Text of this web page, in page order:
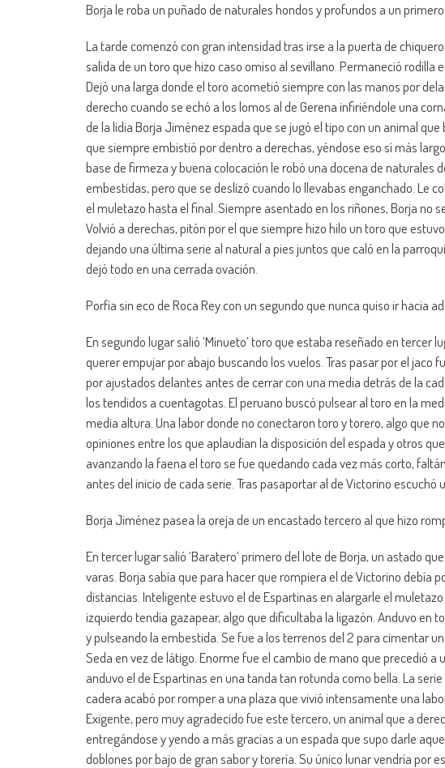
Borja le roba un puñado de naturales hondos y profundos a un
La tarde comenzó con gran intensidad tras irse a la puerta de
salida de un toro que hizo caso omiso al sevillano. Permaneció rodilla
Dejó una larga donde el toro acometió siempre con las manos por
derecho cuando se echó a los lomos al de Gerena infiriéndole una
de la lidia Borja Jiménez espada que se jugó el tipo con un animal
que siempre embistió por dentro a derechas, yéndose eso sí más
base de firmeza y buena colocación le robó una docena de naturales
embestidas, pero que se deslizó cuando lo llevabas enganchado. Le
el muletazo hasta el final. Siempre asentado en los riñones, Borja no
Volvió a derechas, pitón por el que siempre hizo hilo un toro que
dejando una última serie al natural a pies juntos que caló en la
dejó todo en una cerrada ovación.
Porfía sin eco de Roca Rey con un segundo que nunca quiso ir hacia
En segundo lugar salió ‘Minueto’ toro que estaba reseñado en tercer
querer empujar por abajo buscando los vuelos. Tras pasar por el
por ajustados delantes antes de cerrar con una media detrás de la
los tendidos a cuentagotas. El peruano buscó pulsear al toro en la
media altura. Una labor donde no conectaron toro y torero, algo que
opiniones entre los que aplaudían la disposición del espada y otros
avanzando la faena el toro se fue quedando cada vez más corto,
antes del inicio de cada serie. Tras pasaportar al de Victorino escuchó
Borja Jiménez pasea la oreja de un encastado tercero al que hizo
En tercer lugar salió ‘Baratero’ primero del lote de Borja, un astado
varas. Borja sabía que para hacer que rompiera el de Victorino debía
distancias. Inteligente estuvo el de Espartinas en alargarle el
izquierdo tendía gazapear, algo que dificultaba la ligazón. Anduvo en
y pulseando la embestida. Se fue a los terrenos del 2 para cimentar
Seda en vez de látigo. Enorme fue el cambio de mano que precedió
anduvo el de Espartinas en una tanda tan rotunda como bella. La
cadera acabó por romper a una plaza que vivió intensamente una
Exigente, pero muy agradecido fue este tercero, un animal que a
entregándose y yendo a más gracias a un espada que supo darle
doblones por bajo de gran sabor y torería. Su único lunar vendría por